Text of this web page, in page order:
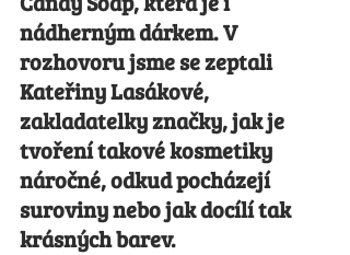
nádherným dárkem. V
rozhovoru jsme se zeptali
Kateřiny Lasákové,
zakladatelky značky, jak je
tvoření takové kosmetiky
náročné, odkud pocházejí
suroviny nebo jak docílí tak
krásných barev.